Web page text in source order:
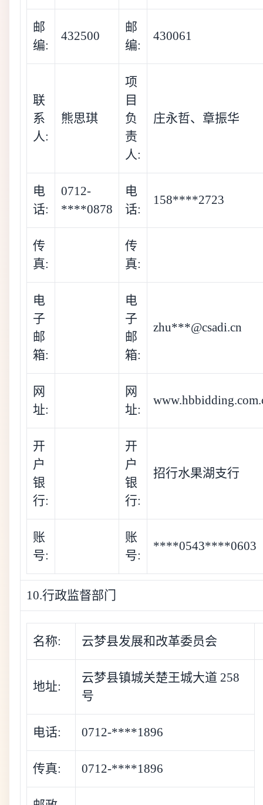
邮
编:
432500
邮
编:
430061
联
系
人:
熊思琪
项
目
负
责
人:
庄永哲、章振华
电
话:
0712-
****0878
电
话:
158****2723
传
真:
传
真:
电
子
邮
箱:
电
子
邮
箱:
zhu***@csadi.cn
网
址:
网
址:
开
户
银
行:
开
户
银
行:
招行水果湖支行
账
号:
账
号:
****0543****0603
10.行政监督部门
名称: 云梦县发展和改革委员会
地址:
云梦县镇城关楚王城大道 258
号
电话: 0712-****1896
传真: 0712-****1896